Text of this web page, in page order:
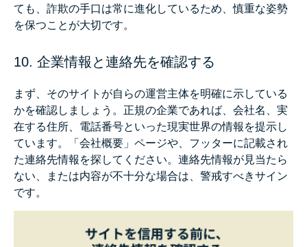
ても、詐欺の手口は常に進化しているため、慎重な姿勢
を保つことが大切です。
10. 企業情報と連絡先を確認する
まず、そのサイトが自らの運営主体を明確に示している
かを確認しましょう。正規の企業であれば、会社名、実
在する住所、電話番号といった現実世界の情報を提示し
ています。「会社概要」ページや、フッターに記載され
た連絡先情報を探してください。連絡先情報が見当たら
ない、または内容が不十分な場合は、警戒すべきサイン
です。